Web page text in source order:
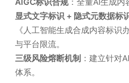
AIGC标识合规：全量AI生成内
显式文字标识 + 隐式元数据标
《人工智能生成合成内容标识
与平台限流。
三级风险熔断机制 ：建立针对
体系。